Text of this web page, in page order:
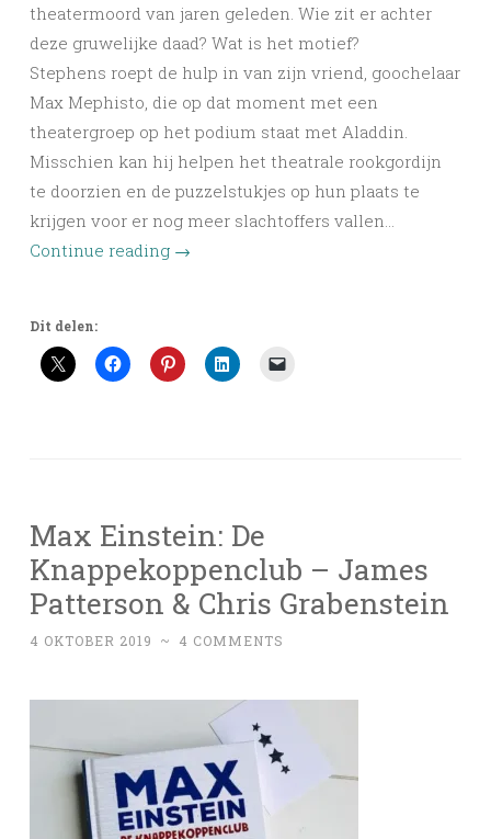
theatermoord van jaren geleden. Wie zit er achter
deze gruwelijke daad? Wat is het motief?
Stephens roept de hulp in van zijn vriend, goochelaar
Max Mephisto, die op dat moment met een
theatergroep op het podium staat met Aladdin.
Misschien kan hij helpen het theatrale rookgordijn
te doorzien en de puzzelstukjes op hun plaats te
krijgen voor er nog meer slachtoffers vallen…
Continue reading →
Dit delen:
Max Einstein: De
Knappekoppenclub – James
Patterson & Chris Grabenstein
4 OKTOBER 2019 ~ 4 COMMENTS